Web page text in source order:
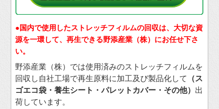
●国内で使用したストレッチフィルムの回収は、大切な資
源を一環して、再生できる野添産業（株）にお任せ下さ
い。
野添産業（株）では使用済みのストレッチフィルムを
回収し自社工場で再生原料に加工及び製品化して （ス
ゴエコ袋・養生シート・パレットカバー・その他） 出
荷しています。